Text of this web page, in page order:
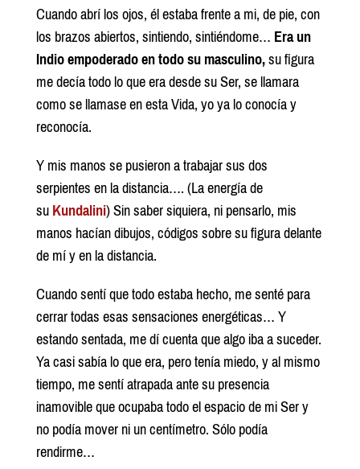
Cuando abrí los ojos, él estaba frente a mi, de pie, con
los brazos abiertos, sintiendo, sintiéndome…Era un
Indio empoderado en todo su masculino,su figura
me decía todo lo que era desde su Ser, se llamara
como se llamase en esta Vida, yo ya lo conocía y
reconocía.
Y mis manos se pusieron a trabajar sus dos
serpientes en la distancia…. (La energía de
suKundalini) Sin saber siquiera, ni pensarlo, mis
manos hacían dibujos, códigos sobre su figura delante
de mí y en la distancia.
Cuando sentí que todo estaba hecho, me senté para
cerrar todas esas sensaciones energéticas… Y
estando sentada, me dí cuenta que algo iba a suceder.
Ya casi sabía lo que era, pero tenía miedo, y al mismo
tiempo, me sentí atrapada ante su presencia
inamovible que ocupaba todo el espacio de mi Ser y
no podía mover ni un centímetro. Sólo podía
rendirme…